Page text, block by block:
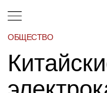
ОБЩЕСТВО